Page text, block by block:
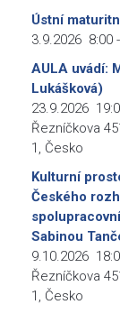
Ústní
3.9.2026 8:00 -
AULA uvádí:
Lukášková)
23.9.2026
Řezníčkova
1, Česko
Kulturní
Českého
Sabinou
9.10.2026
Řezníčkova
1, Česko